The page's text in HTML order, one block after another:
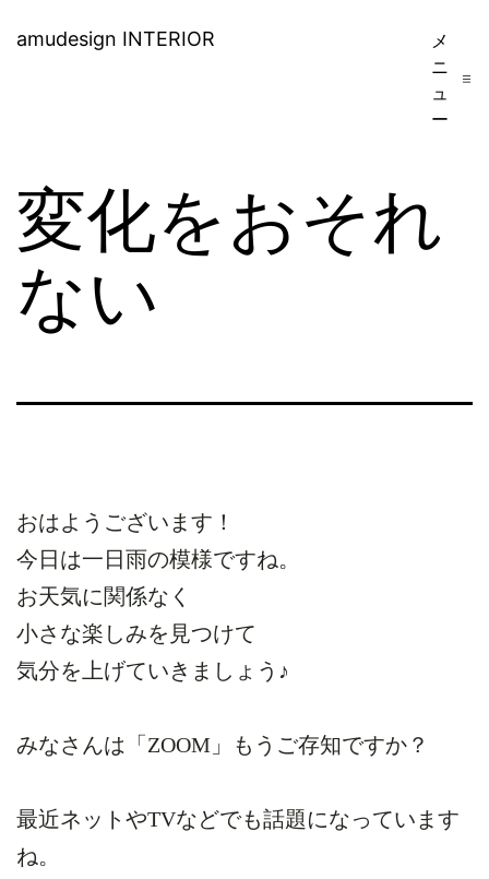
ツ
キ
amudesign INTERIOR
メ
ニ
ュ
ー
変化をおそれ
ない
おはようございます！
今日は一日雨の模様ですね。
お天気に関係なく
小さな楽しみを見つけて
気分を上げていきましょう♪
みなさんは「ZOOM」もうご存知ですか？
最近ネットやTVなどでも話題になっています
ね。